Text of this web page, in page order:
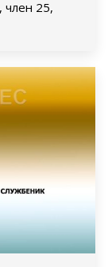
член 25,